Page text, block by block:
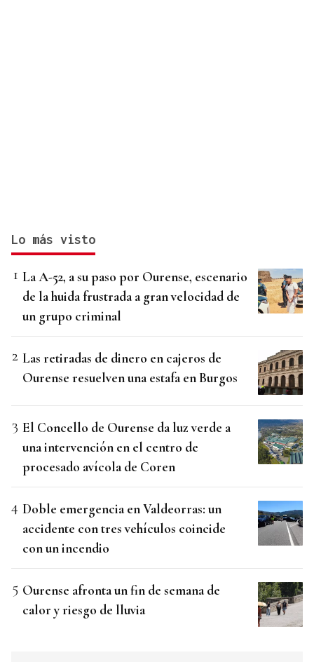
Lo más visto
La A-52, a su paso por Ourense, escenario
de la huida frustrada a gran velocidad de
un grupo criminal
Las retiradas de dinero en cajeros de
Ourense resuelven una estafa en Burgos
El Concello de Ourense da luz verde a
una intervención en el centro de
procesado avícola de Coren
Doble emergencia en Valdeorras: un
accidente con tres vehículos coincide
con un incendio
Ourense afronta un fin de semana de
calor y riesgo de lluvia